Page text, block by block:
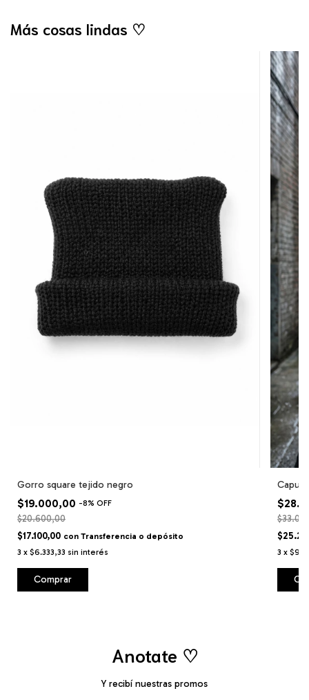
Más cosas lindas ♡
Gorro square tejido negro
$19.000,00 -8% OFF
$20.600,00
$17.100,00 con Transferencia o depósito
3 x $6.333,33 sin interés 3 x
Anotate ♡
Y recibí nuestras promos